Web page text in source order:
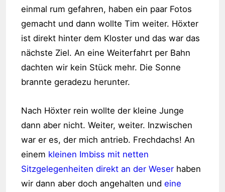
einmal rum gefahren, haben ein paar Fotos
gemacht und dann wollte Tim weiter. Höxter
ist direkt hinter dem Kloster und das war das
nächste Ziel. An eine Weiterfahrt per Bahn
dachten wir kein Stück mehr. Die Sonne
brannte geradezu herunter.
Nach Höxter rein wollte der kleine Junge
dann aber nicht. Weiter, weiter. Inzwischen
war er es, der mich antrieb. Frechdachs! An
einem kleinen Imbiss mit netten
Sitzgelegenheiten direkt an der Weser haben
wir dann aber doch angehalten und eine